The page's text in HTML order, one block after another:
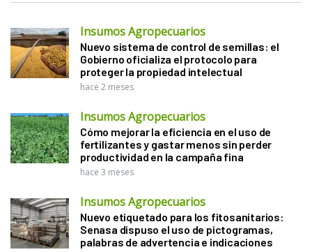
Insumos Agropecuarios
Nuevo sistema de control de semillas: el
Gobierno oficializa el protocolo para
proteger la propiedad intelectual
hace 2 meses
Insumos Agropecuarios
Cómo mejorar la eficiencia en el uso de
fertilizantes y gastar menos sin perder
productividad en la campaña fina
hace 3 meses
Insumos Agropecuarios
Nuevo etiquetado para los fitosanitarios:
Senasa dispuso el uso de pictogramas,
palabras de advertencia e indicaciones